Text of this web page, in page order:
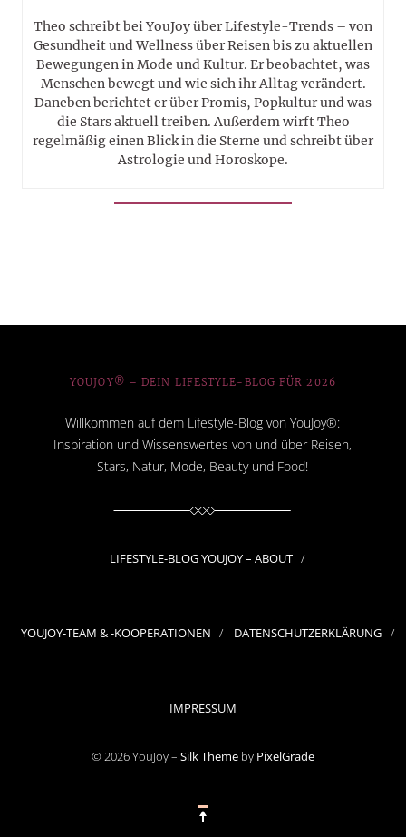
Theo schreibt bei YouJoy über Lifestyle-Trends – von
Gesundheit und Wellness über Reisen bis zu aktuellen
Bewegungen in Mode und Kultur. Er beobachtet, was
Menschen bewegt und wie sich ihr Alltag verändert.
Daneben berichtet er über Promis, Popkultur und was
die Stars aktuell treiben. Außerdem wirft Theo
regelmäßig einen Blick in die Sterne und schreibt über
Astrologie und Horoskope.
YOUJOY® – DEIN LIFESTYLE-BLOG FÜR 2026
Willkommen auf dem Lifestyle-Blog von YouJoy®:
Inspiration und Wissenswertes von und über Reisen,
Stars, Natur, Mode, Beauty und Food!
LIFESTYLE-BLOG YOUJOY – ABOUT
YOUJOY-TEAM & -KOOPERATIONEN DATENSCHUTZERKLÄRUNG
IMPRESSUM
© 2026 YouJoy – Silk Theme by PixelGrade